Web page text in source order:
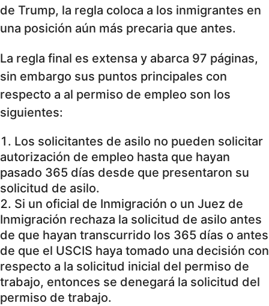
de Trump, la regla coloca a los inmigrantes en
una posición aún más precaria que antes.
La regla final es extensa y abarca 97 páginas,
sin embargo sus puntos principales con
respecto a al permiso de empleo son los
siguientes:
Los solicitantes de asilo no pueden solicitar
autorización de empleo hasta que hayan
pasado 365 días desde que presentaron su
solicitud de asilo.
Si un oficial de Inmigración o un Juez de
Inmigración rechaza la solicitud de asilo antes
de que hayan transcurrido los 365 días o antes
de que el USCIS haya tomado una decisión con
respecto a la solicitud inicial del permiso de
trabajo, entonces se denegará la solicitud del
permiso de trabajo.